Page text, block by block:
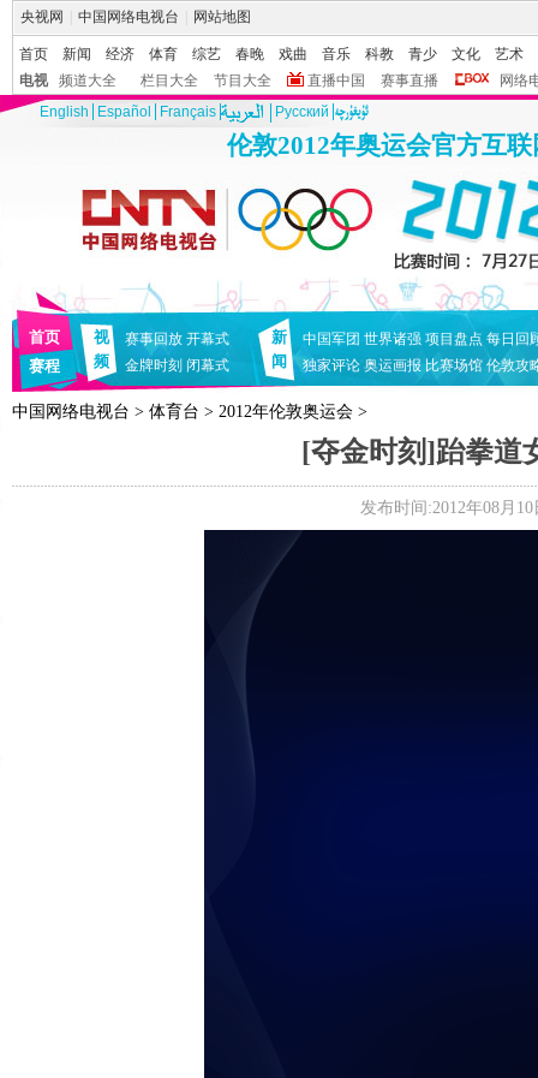
央视网 中国网络电视台 网站地图
首页 新闻 经济 体育 综艺 春晚 戏曲 音乐 科教 青少 文化
艺术
电视
频道大全 栏目大全 节目大全 直播中国 赛事直播
网络
English
Español Français Pусский
伦敦2012年奥运会官方互
首页
赛程
视
频
赛事回放 开幕式
金牌时刻 闭幕式
新
闻
中国军团 世界诸强 项目盘点 每日回
独家评论 奥运画报 比赛场馆 伦敦攻
中国网络电视台 > 体育台 > 2012年伦敦奥运会 >
[夺金时刻]跆拳道
发布时间:2012年08月